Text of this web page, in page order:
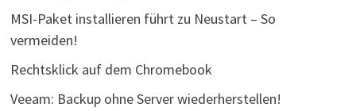
MSI-Paket installieren führt zu Neustart – So
vermeiden!
Rechtsklick auf dem Chromebook
Veeam: Backup ohne Server wiederherstellen!